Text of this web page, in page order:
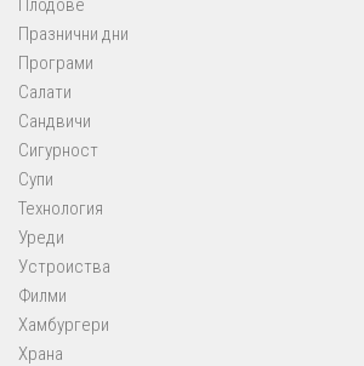
Плодове
Празнични дни
Програми
Салати
Сандвичи
Сигурност
Супи
Технология
Уреди
Устроиства
Филми
Хамбургери
Храна